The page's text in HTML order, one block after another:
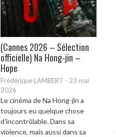
(Cannes 2026 – Sélection
officielle) Na Hong-jin –
Hope
Frédérique LAMBERT - 23 mai
2026
Le cinéma de Na Hong-jin a
toujours eu quelque chose
d’incontrôlable. Dans sa
violence, mais aussi dans sa